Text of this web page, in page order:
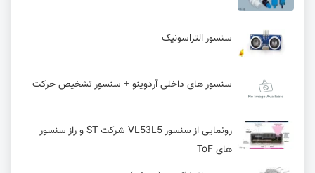
سنسور التراسونیک
سنسور های داخلی آردوینو + سنسور تشخیص حرکت
رونمایی از سنسور VL53L5 شرکت ST و راز سنسور
های ToF